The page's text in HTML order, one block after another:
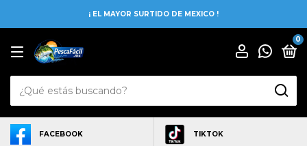
¡ EL MAYOR SURTIDO DE MEXICO !
0
FACEBOOK TIKTOK